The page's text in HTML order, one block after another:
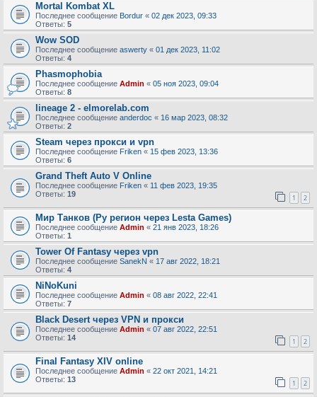
Mortal Kombat XL
Последнее сообщение Bordur « 02 дек 2023, 09:33
Ответы: 5
Wow SOD
Последнее сообщение aswerty « 01 дек 2023, 11:02
Ответы: 4
Phasmophobia
Последнее сообщение Admin « 05 ноя 2023, 09:04
Ответы: 8
lineage 2 - elmorelab.com
Последнее сообщение anderdoc « 16 мар 2023, 08:32
Ответы: 2
Steam через прокси и vpn
Последнее сообщение Friken « 15 фев 2023, 13:36
Ответы: 6
Grand Theft Auto V Online
Последнее сообщение Friken « 11 фев 2023, 19:35
Ответы: 19 1 2
Мир Танков (Ру регион через Lesta Games)
Последнее сообщение Admin « 21 янв 2023, 18:26
Ответы: 1
Tower Of Fantasy через vpn
Последнее сообщение SanekN « 17 авг 2022, 18:21
Ответы: 4
NiNoKuni
Последнее сообщение Admin « 08 авг 2022, 22:41
Ответы: 7
Black Desert через VPN и прокси
Последнее сообщение Admin « 07 авг 2022, 22:51
Ответы: 14 1 2
Final Fantasy XIV online
Последнее сообщение Admin « 22 окт 2021, 14:21
Ответы: 13 1 2